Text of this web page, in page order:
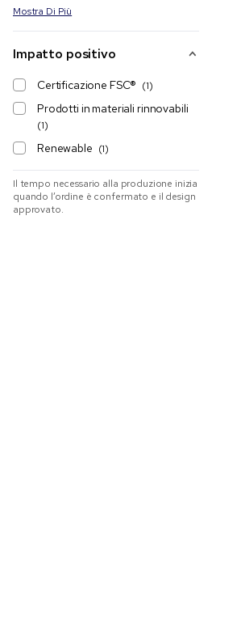
Mostra Di Più
Impatto positivo
Certificazione FSC® (1)
Prodotti in materiali rinnovabili
(1)
Renewable (1)
Il tempo necessario alla produzione inizia
quando l’ordine è confermato e il design
approvato.